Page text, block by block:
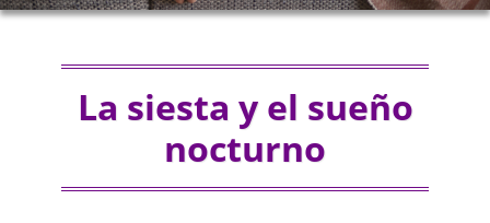
La siesta y el sueño
nocturno